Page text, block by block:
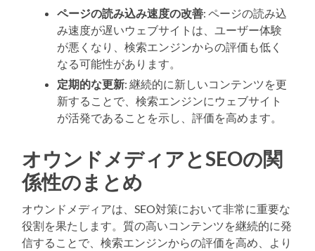
ページの読み込み速度の改善: ページの読み込
み速度が遅いウェブサイトは、ユーザー体験
が悪くなり、検索エンジンからの評価も低く
なる可能性があります。
定期的な更新: 継続的に新しいコンテンツを更
新することで、検索エンジンにウェブサイト
が活発であることを示し、評価を高めます。
オウンドメディアとSEOの関
係性のまとめ
オウンドメディアは、SEO対策において非常に重要な
役割を果たします。質の高いコンテンツを継続的に発
信することで、検索エンジンからの評価を高め、より